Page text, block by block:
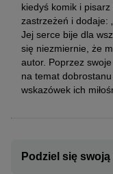
kiedyś komik i
zastrzeżeń i dodaje:
Jej serce bije dla
się niezmiernie, że
autor. Poprzez
na temat
wskazówek ich
Podziel się